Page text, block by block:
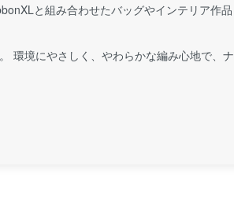
と組み合わせたバッグやインテリア作品
環境にやさしく、やわらかな編み心地で、ナ